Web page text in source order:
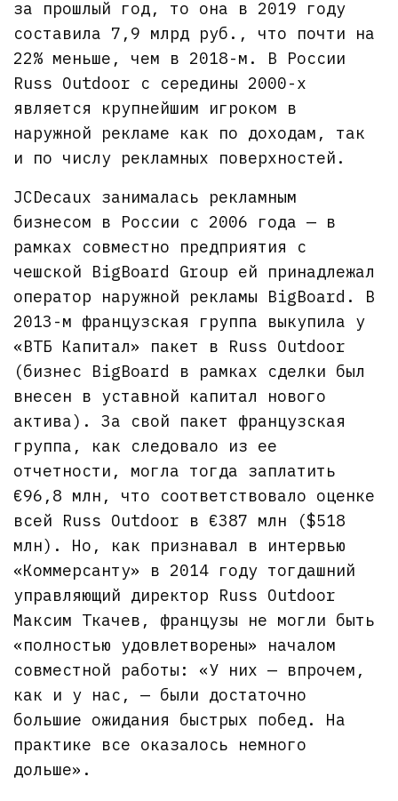
за прошлый год, то она в 2019 году
составила 7,9 млрд руб., что почти на
22% меньше, чем в 2018-м. В России
Russ Outdoor с середины 2000-х
является крупнейшим игроком в
наружной рекламе как по доходам, так
и по числу рекламных поверхностей.
JCDecaux занималась рекламным
бизнесом в России с 2006 года — в
рамках совместно предприятия с
чешской BigBoard Group ей принадлежал
оператор наружной рекламы BigBoard. В
2013-м французская группа выкупила у
«ВТБ Капитал» пакет в Russ Outdoor
(бизнес BigBoard в рамках сделки был
внесен в уставной капитал нового
актива). За свой пакет французская
группа, как следовало из ее
отчетности, могла тогда заплатить
€96,8 млн, что соответствовало оценке
всей Russ Outdoor в €387 млн ($518
млн). Но, как признавал в интервью
«Коммерсанту» в 2014 году тогдашний
управляющий директор Russ Outdoor
Максим Ткачев, французы не могли быть
«полностью удовлетворены» началом
совместной работы: «У них — впрочем,
как и у нас, — были достаточно
большие ожидания быстрых побед. На
практике все оказалось немного
дольше».